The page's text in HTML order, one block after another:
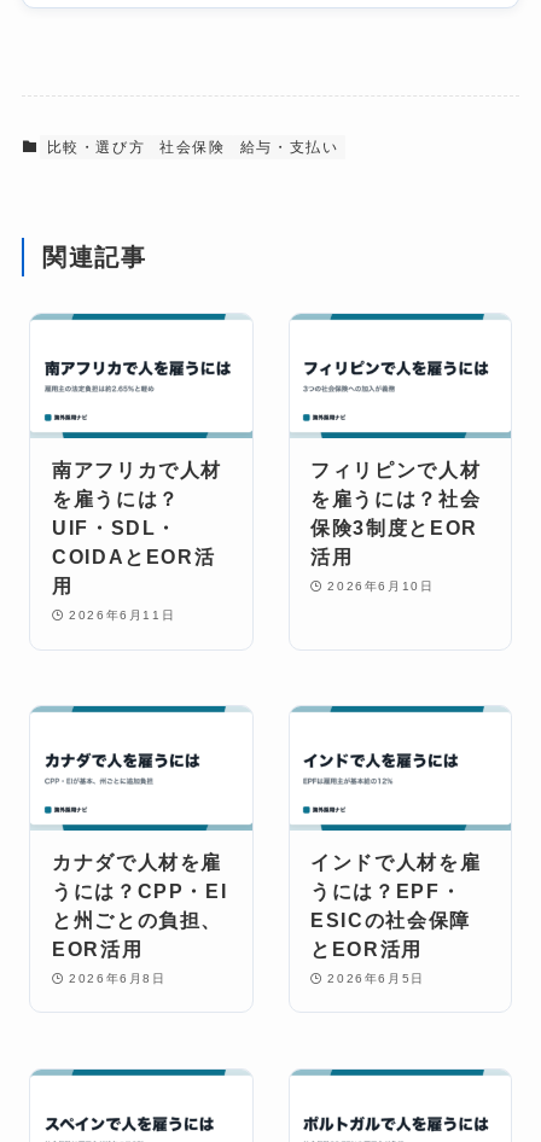
比較・選び方 社会保険 給与・支払い
関連記事
南アフリカで人材
を雇うには？
UIF・SDL・
COIDAとEOR活
用
2026年6月11日
フィリピンで人材
を雇うには？社会
保険3制度とEOR
活用
2026年6月10日
カナダで人材を雇
うには？CPP・EI
と州ごとの負担、
EOR活用
2026年6月8日
インドで人材を雇
うには？EPF・
ESICの社会保障
とEOR活用
2026年6月5日